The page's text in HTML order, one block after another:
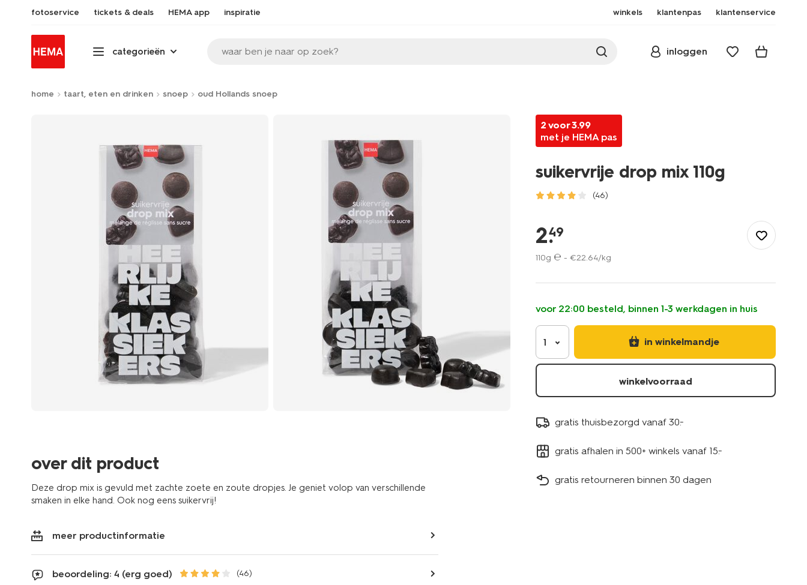
fotoservice tickets & deals HEMA app inspiratie winkels klantenpas klantenservice
categorieën waar ben je naar op zoek? inloggen
home taart, eten en drinken snoep oud Hollands snoep
over dit product
Deze drop mix is gevuld met zachte zoete en zoute dropjes. Je geniet volop van verschillende
smaken in elke hand. Ook nog eens suikervrij!
meer productinformatie
beoordeling: 4 (erg goed) (46)
2 voor 3.99
met je HEMA pas
suikervrije drop mix 110g
(46)
hollands/suikervrije-
mix-
2.
49
110g ℮ - €22.64/kg
voor 22:00 besteld, binnen 1-3 werkdagen in huis
1 in winkelmandje
winkelvoorraad
gratis thuisbezorgd vanaf 30.-
gratis afhalen in 500+ winkels vanaf 15.-
gratis retourneren binnen 30 dagen